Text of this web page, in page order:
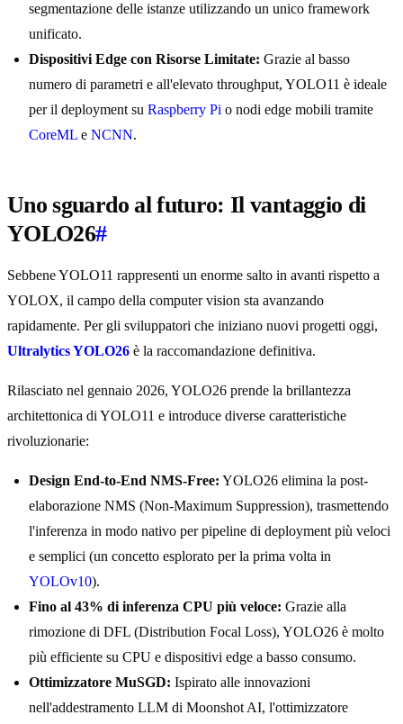
segmentazione delle istanze utilizzando un unico framework
unificato.
Dispositivi Edge con Risorse Limitate: Grazie al basso
numero di parametri e all'elevato throughput, YOLO11 è ideale
per il deployment su Raspberry Pi o nodi edge mobili tramite
CoreML e NCNN.
Uno sguardo al futuro: Il vantaggio di
YOLO26#
Sebbene YOLO11 rappresenti un enorme salto in avanti rispetto a
YOLOX, il campo della computer vision sta avanzando
rapidamente. Per gli sviluppatori che iniziano nuovi progetti oggi,
Ultralytics YOLO26 è la raccomandazione definitiva.
Rilasciato nel gennaio 2026, YOLO26 prende la brillantezza
architettonica di YOLO11 e introduce diverse caratteristiche
rivoluzionarie:
Design End-to-End NMS-Free: YOLO26 elimina la post-
elaborazione NMS (Non-Maximum Suppression), trasmettendo
l'inferenza in modo nativo per pipeline di deployment più veloci
e semplici (un concetto esplorato per la prima volta in
YOLOv10).
Fino al 43% di inferenza CPU più veloce: Grazie alla
rimozione di DFL (Distribution Focal Loss), YOLO26 è molto
più efficiente su CPU e dispositivi edge a basso consumo.
Ottimizzatore MuSGD: Ispirato alle innovazioni
nell'addestramento LLM di Moonshot AI, l'ottimizzatore